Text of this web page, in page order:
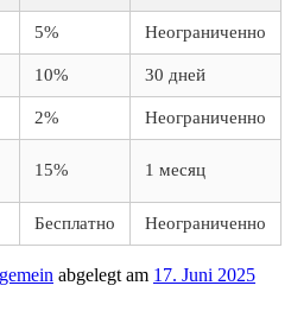
5% Неограниченно
10% 30 дней
2% Неограниченно
15% 1 месяц
Бесплатно Неограниченно
abgelegt am 17. Juni 2025